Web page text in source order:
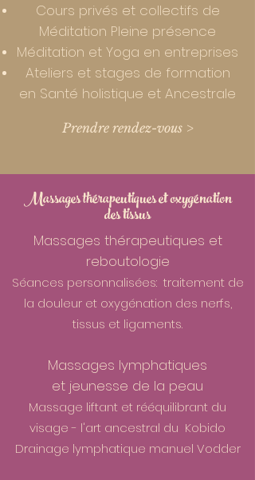
Cours privés et collectifs de
Méditation Pleine présence
Méditation et Yoga en entreprises
Ateliers et stages de formation
en Santé holistique et Ancestrale
Prendre rendez-vous >
Massages thérapeutiques et oxygénation
des tissus
Massages thérapeutiques et
reboutologie
Séances personnalisées: traitement de
la douleur et oxygénation des nerfs,
tissus et ligaments.
Massages lymphatiques
et jeunesse de la peau
Massage liftant et rééquilibrant du
visage - l'art ancestral du Kobido
Drainage lymphatique manuel Vodder